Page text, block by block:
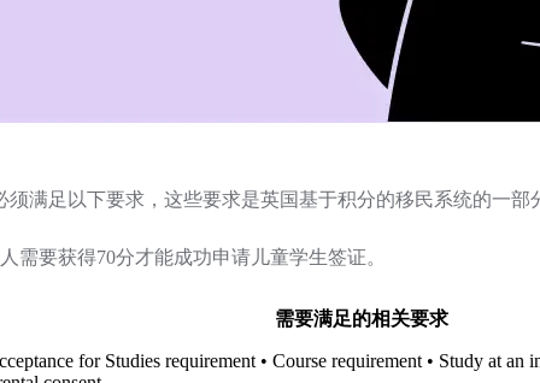
须满足以下要求，这些要求是英国基于积分的移民系统的一部
需要获得70分才能成功申请儿童学生签证。
需要满足的相关要求
for Studies requirement • Course requirement • Study at an